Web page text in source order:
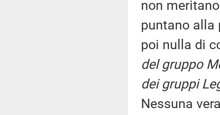
non
puntano alla
poi nulla di
del gruppo
dei gruppi
Nessuna